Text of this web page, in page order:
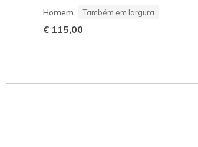
Homem Também em largura
€ 115,00